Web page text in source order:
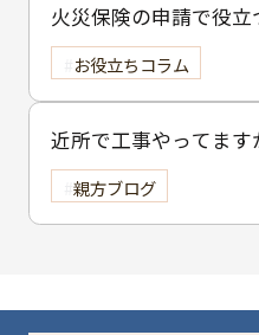
火災保険の申請で役
り方とは？撮影のコツ
お役立ちコラム
近所で工事やってま
は注意してください
親方ブログ